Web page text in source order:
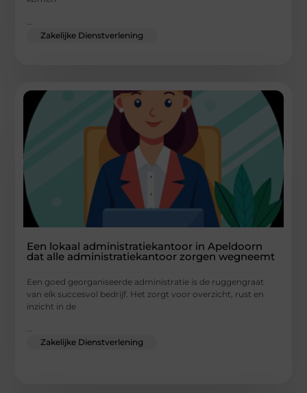
Zakelijke Dienstverlening
Een lokaal administratiekantoor in Apeldoorn
dat alle administratiekantoor zorgen wegneemt
Een goed georganiseerde administratie is de ruggengraat
van elk succesvol bedrijf. Het zorgt voor overzicht, rust en
inzicht in de
...
Zakelijke Dienstverlening